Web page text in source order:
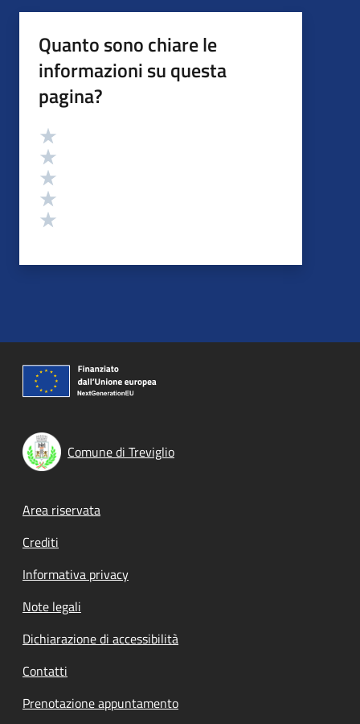
Quanto sono chiare le
informazioni su questa
pagina?
Valutazione
Comune di Treviglio
Footer menu
Area riservata
Crediti
Informativa privacy
Note legali
Dichiarazione di accessibilità
Contatti
Prenotazione appuntamento